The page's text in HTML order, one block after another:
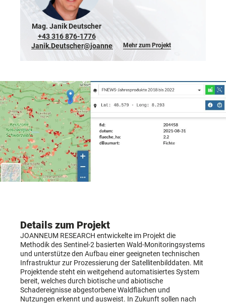
Mag. Janik Deutscher
+43 316 876-1776
Janik.Deutscher@joanneum.atMehr zum Projekt
Details zum Projekt
JOANNEUM RESEARCH entwickelte im Projekt die
Methodik des Sentinel-2 basierten Wald-Monitoringsystems
und unterstütze den Aufbau einer geeigneten technischen
Infrastruktur zur Prozessierung der Satellitenbilddaten. Mit
Projektende steht ein weitgehend automatisiertes System
bereit, welches durch biotische und abiotische
Schadereignisse abgestorbene Waldflächen und
Nutzungen erkennt und ausweist. In Zukunft sollen nach